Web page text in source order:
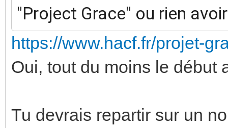
"Project Grace" ou rien
https://www.hacf.fr/projet-
Oui, tout du moins le début
Tu devrais repartir sur un